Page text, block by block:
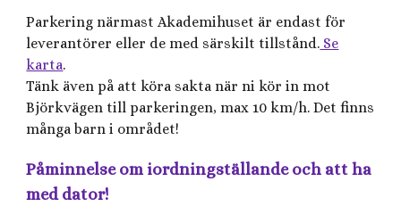
Parkering närmast Akademihuset är endast för
leverantörer eller de med särskilt tillstånd. Se
karta.
Tänk även på att köra sakta när ni kör in mot
Björkvägen till parkeringen, max 10 km/h. Det finns
många barn i området!
Påminnelse om iordningställande och att ha
med dator!